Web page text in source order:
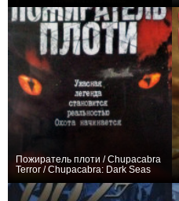
Пожиратель плоти / Chupacabra
Terror / Chupacabra: Dark Seas